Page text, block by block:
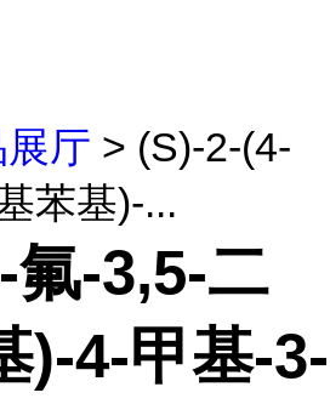
厅 > (S)-2-(4-
苯基)-...
氟-3,5-二
)-4-甲基-3-